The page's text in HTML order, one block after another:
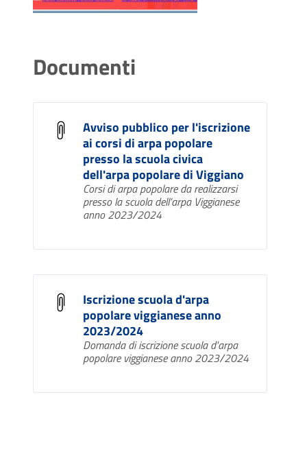
Documenti
Avviso pubblico per l'iscrizione
ai corsi di arpa popolare
presso la scuola civica
dell'arpa popolare di Viggiano
Corsi di arpa popolare da realizzarsi
presso la scuola dell’arpa Viggianese
anno 2023/2024
Iscrizione scuola d'arpa
popolare viggianese anno
2023/2024
Domanda di iscrizione scuola d'arpa
popolare viggianese anno 2023/2024